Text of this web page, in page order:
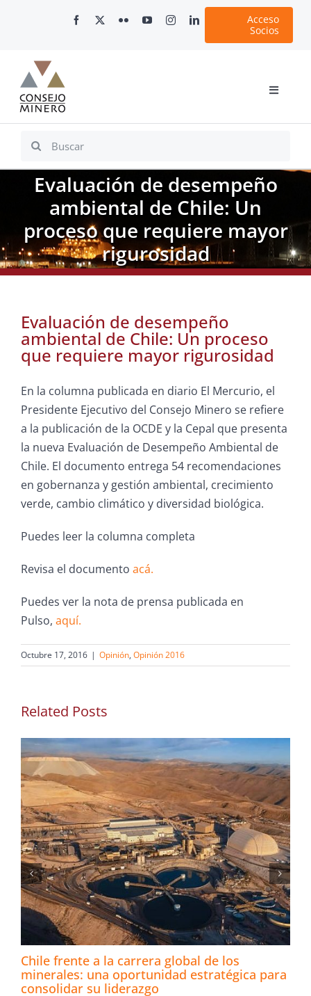
Acceso
Socios
Toggle
Documentos
Minería en Chile
Plataformas Digitales
Comunicaciones
Search
Evaluación de desempeño
ambiental de Chile: Un
proceso que requiere mayor
rigurosidad
Evaluación de desempeño
ambiental de Chile: Un proceso
que requiere mayor rigurosidad
En la columna publicada en diario El Mercurio, el
Presidente Ejecutivo del Consejo Minero se refiere
a la publicación de la OCDE y la Cepal que presenta
la nueva Evaluación de Desempeño Ambiental de
Chile. El documento entrega 54 recomendaciones
en gobernanza y gestión ambiental, crecimiento
verde, cambio climático y diversidad biológica.
Puedes leer la columna completa
Revisa el documento acá.
Puedes ver la nota de prensa publicada en
Pulso, aquí.
Octubre 17, 2016 | Opinión, Opinión 2016
Related Posts
Chile frente a la carrera global de los
minerales: una oportunidad estratégica para
consolidar su liderazgo